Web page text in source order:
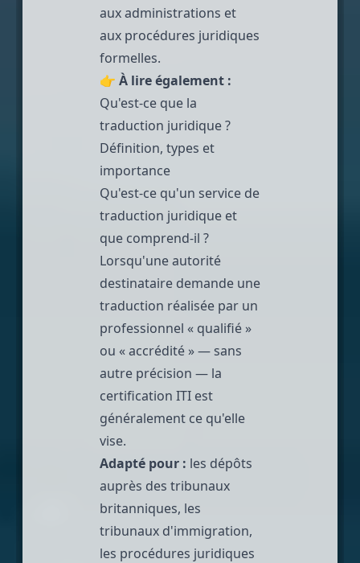
aux administrations et
aux procédures juridiques
formelles.
👉 À lire également :
Qu'est-ce que la
traduction juridique ?
Définition, types et
importance
Qu'est-ce qu'un service de
traduction juridique et
que comprend-il ?
Lorsqu'une autorité
destinataire demande une
traduction réalisée par un
professionnel « qualifié »
ou « accrédité » — sans
autre précision — la
certification ITI est
généralement ce qu'elle
vise.
Adapté pour : les dépôts
auprès des tribunaux
britanniques, les
tribunaux d'immigration,
les procédures juridiques